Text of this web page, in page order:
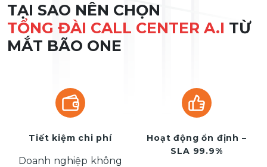
TẠI SAO NÊN CHỌN
TỔNG ĐÀI CALL CENTER A.I TỪ
MẮT BÃO ONE
Tiết kiệm chi phí
Doanh nghiệp không
Hoạt động ổn định –
SLA 99.9%